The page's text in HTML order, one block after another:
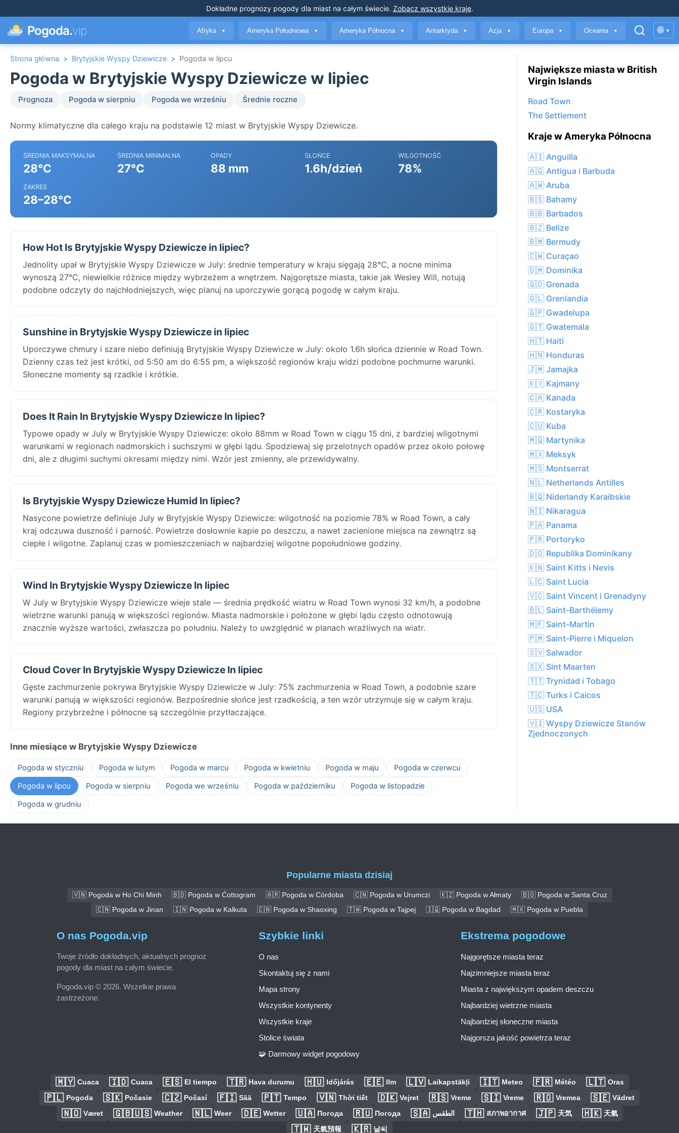
Dokładne prognozy pogodydla miast na całym świecie. Zobacz wszystkie kraje.
Pogoda.vip Afryka ▼ Ameryka Południowa ▼ Ameryka Północna ▼ Antarktyda ▼ Azja ▼ Europa ▼ Oceania ▼ 🌐 ▾
Strona główna > Brytyjskie Wyspy Dziewicze > Pogoda w lipcu
Pogoda w Brytyjskie Wyspy Dziewicze w lipiec
Prognoza Pogoda w sierpniu Pogoda we wrześniu Średnie roczne
Normy klimatyczne dla całego kraju na podstawie 12 miast w Brytyjskie Wyspy Dziewicze.
ŚREDNIA MAKSYMALNA
28°C
ŚREDNIA MINIMALNA
27°C
OPADY
88 mm
SŁOŃCE
1.6h/dzień
WILGOTNOŚĆ
78%
ZAKRES
28–28°C
How Hot Is Brytyjskie Wyspy Dziewicze in lipiec?
Jednolity upał w Brytyjskie Wyspy Dziewicze w July: średnie temperatury w kraju sięgają 28°C, a nocne minima
wynoszą 27°C, niewielkie różnice między wybrzeżem a wnętrzem. Najgorętsze miasta, takie jak Wesley Will, notują
podobne odczyty do najchłodniejszych, więc planuj na uporczywie gorącą pogodę w całym kraju.
Sunshine in Brytyjskie Wyspy Dziewicze in lipiec
Uporczywe chmury i szare niebo definiują Brytyjskie Wyspy Dziewicze w July: około 1.6h słońca dziennie w Road Town.
Dzienny czas też jest krótki, od 5:50 am do 6:55 pm, a większość regionów kraju widzi podobne pochmurne warunki.
Słoneczne momenty są rzadkie i krótkie.
Does It Rain In Brytyjskie Wyspy Dziewicze In lipiec?
Typowe opady w July w Brytyjskie Wyspy Dziewicze: około 88mm w Road Town w ciągu 15 dni, z bardziej wilgotnymi
warunkami w regionach nadmorskich i suchszymi w głębi lądu. Spodziewaj się przelotnych opadów przez około połowę
dni, ale z długimi suchymi okresami między nimi. Wzór jest zmienny, ale przewidywalny.
Is Brytyjskie Wyspy Dziewicze Humid In lipiec?
Nasycone powietrze definiuje July w Brytyjskie Wyspy Dziewicze: wilgotność na poziomie 78% w Road Town, a cały
kraj odczuwa duszność i parność. Powietrze dosłownie kapie po deszczu, a nawet zacienione miejsca na zewnątrz są
ciepłe i wilgotne. Zaplanuj czas w pomieszczeniach w najbardziej wilgotne popołudniowe godziny.
Wind In Brytyjskie Wyspy Dziewicze In lipiec
W July w Brytyjskie Wyspy Dziewicze wieje stale — średnia prędkość wiatru w Road Town wynosi 32 km/h, a podobne
wietrzne warunki panują w większości regionów. Miasta nadmorskie i położone w głębi lądu często odnotowują
znacznie wyższe wartości, zwłaszcza po południu. Należy to uwzględnić w planach wrażliwych na wiatr.
Cloud Cover In Brytyjskie Wyspy Dziewicze In lipiec
Gęste zachmurzenie pokrywa Brytyjskie Wyspy Dziewicze w July: 75% zachmurzenia w Road Town, a podobnie szare
warunki panują w większości regionów. Bezpośrednie słońce jest rzadkością, a ten wzór utrzymuje się w całym kraju.
Regiony przybrzeżne i północne są szczególnie przytłaczające.
Inne miesiące w Brytyjskie Wyspy Dziewicze
Pogoda w styczniu Pogoda w lutym Pogoda w marcu Pogoda w kwietniu Pogoda w maju
Pogoda w czerwcu
Pogoda w lipcu
Pogoda w sierpniu Pogoda we wrześniu Pogoda w październiku
Pogoda w listopadzie
Pogoda w grudniu
Największe miasta w British
Virgin Islands
Road Town
The Settlement
Kraje w Ameryka Północna
🇦🇮 Anguilla
🇦🇬 Antigua i Barbuda
🇦🇼 Aruba
🇧🇸 Bahamy
🇧🇧 Barbados
🇧🇿 Belize
🇧🇲 Bermudy
🇨🇼 Curaçao
🇩🇲 Dominika
🇬🇩 Grenada
🇬🇱 Grenlandia
🇬🇵 Gwadelupa
🇬🇹 Gwatemala
🇭🇹 Haiti
🇭🇳 Honduras
🇯🇲 Jamajka
🇰🇾 Kajmany
🇨🇦 Kanada
🇨🇷 Kostaryka
🇨🇺 Kuba
🇲🇶 Martynika
🇲🇽 Meksyk
🇲🇸 Montserrat
🇳🇱 Netherlands Antilles
🇧🇶 Niderlandy Karaibskie
🇳🇮 Nikaragua
🇵🇦 Panama
🇵🇷 Portoryko
🇩🇴 Republika Dominikany
🇰🇳 Saint Kitts i Nevis
🇱🇨 Saint Lucia
🇻🇨 Saint Vincent i Grenadyny
🇧🇱 Saint-Barthélemy
🇲🇫 Saint-Martin
🇵🇲 Saint-Pierre i Miquelon
🇸🇻 Salwador
🇸🇽 Sint Maarten
🇹🇹 Trynidad i Tobago
🇹🇨 Turks i Caicos
🇺🇸 USA
🇻🇮 Wyspy Dziewicze Stanów
Zjednoczonych
Popularne miasta dzisiaj
🇻🇳 Pogoda w Ho Chi Minh 🇧🇩 Pogoda w Ćottogram 🇦🇷 Pogoda w Córdoba 🇨🇳 Pogoda w Urumczi 🇰🇿 Pogoda w Ałmaty
🇧🇴 Pogoda w Santa Cruz
🇨🇳 Pogoda w Jinan
🇮🇳 Pogoda w Kalkuta 🇨🇳 Pogoda w Shaoxing 🇹🇼 Pogoda w Tajpej 🇮🇶 Pogoda w Bagdad 🇲🇽 Pogoda w Puebla
O nas Pogoda.vip
Twoje źródło dokładnych, aktualnych prognoz
pogody dla miast na całym świecie.
Pogoda.vip © 2026. Wszelkie prawa
zastrzeżone.
Szybkie linki
O nas
Skontaktuj się z nami
Mapa strony
Wszystkie kontynenty
Wszystkie kraje
Stolice świata
🧩 Darmowy widget pogodowy
Ekstrema pogodowe
Najgorętsze miasta teraz
Najzimniejsze miasta teraz
Miasta z największym opadem deszczu
Najbardziej wietrzne miasta
Najbardziej słoneczne miasta
Najgorsza jakość powietrza teraz
🇲🇾 Cuaca 🇮🇩 Cuaca 🇪🇸 El tiempo 🇹🇷 Hava durumu 🇭🇺 Időjárás 🇪🇪 Ilm 🇱🇻 Laikapstākļi 🇮🇹 Meteo 🇫🇷 Météo 🇱🇹 Oras
🇵🇱 Pogoda 🇸🇰 Počasie 🇨🇿 Počasí 🇫🇮 Sää 🇵🇹 Tempo 🇻🇳 Thời tiết 🇩🇰 Vejret 🇷🇸 Vreme 🇸🇮 Vreme 🇷🇴 Vremea 🇸🇪 Vädret
🇳🇴 Været 🇬🇧🇺🇸 Weather 🇳🇱 Weer 🇩🇪 Wetter 🇺🇦 Погода 🇷🇺 Погода 🇸🇦 الطقس 🇹🇭 สภาพอากาศ 🇯🇵 天気 🇭🇰 天氣
🇹🇼 天氣預報 🇰🇷 날씨